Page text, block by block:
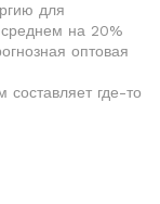
для
среднем на 20%
оптовая
где-то